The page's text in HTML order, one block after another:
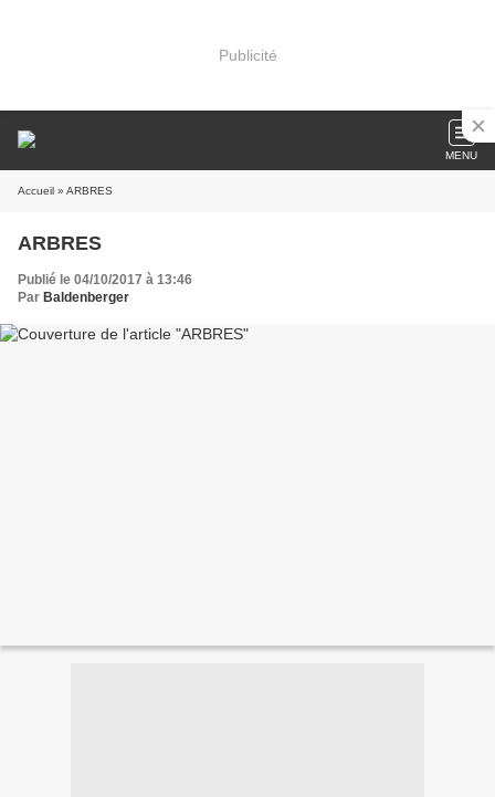
Publicité
MENU
Accueil » ARBRES
ARBRES
Publié le 04/10/2017 à 13:46
Par Baldenberger